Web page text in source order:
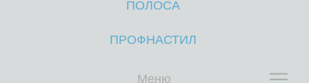
ПОЛОСА
ПРОФНАСТИЛ
Меню